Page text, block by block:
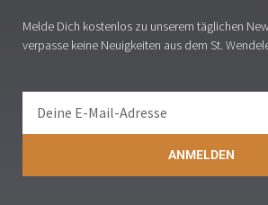
Melde Dich kostenlos zu unserem täglichen
verpasse keine Neuigkeiten aus dem St.
ANMELDEN